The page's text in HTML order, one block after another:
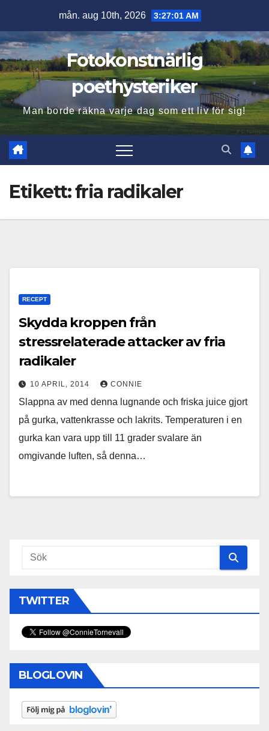
innehåll
mån. aug 10th, 2026 3:27:02 AM
Fotokonstnärlig
poethysteriker
Man borde räkna varje dag som ett liv för sig!
Etikett:fria radikaler
RECEPT
Skydda kroppen från
stressrelaterade attacker av fria
radikaler
10 APRIL, 2014 CONNIE
Slappna av med denna lugnande och friska juice gjort
på gurka, vattenkrasse och lakrits. Temperaturen i en
gurka kan vara upp till 11 grader svalare än
omgivande luften, så denna…
TWITTER
BLOGLOVIN